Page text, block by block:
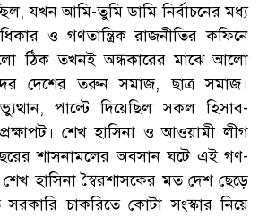
যখন আমি-তুমি ডামি নির্বাচনের মধ্য
ও গণতান্ত্রিক রাজনীতির কফিনে
ঠিক তখনই অন্ধকারের মাঝে আলো
দেশের তরুন সমাজ, ছাত্র সমাজ।
পাল্টে দিয়েছিল সকল হিসাব-
শেখ হাসিনা ও আওয়ামী লীগ
শাসনামলের অবসান ঘটে এই গণ-
শেখ হাসিনা স্বৈরশাসকের মত দেশ ছেড়ে
চাকরিতে কোটা সংস্কার নিয়ে